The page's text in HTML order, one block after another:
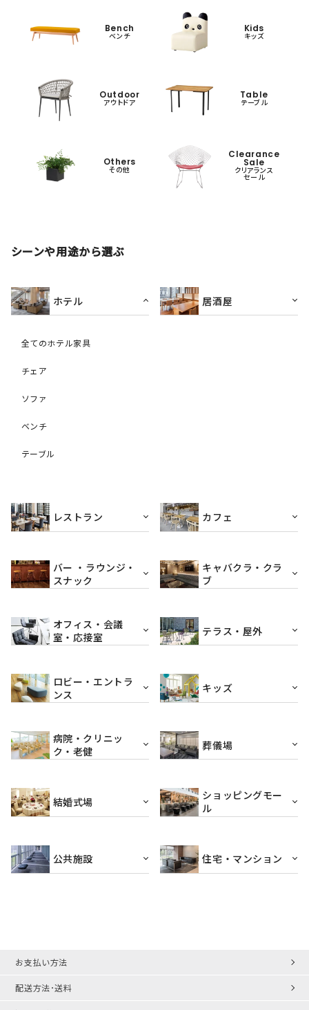
Bench
ベンチ
Kids
キッズ
Outdoor
アウトドア
Table
テーブル
Others
その他
Clearance
Sale
クリアランス
セール
シーンや用途から選ぶ
ホテル
全てのホテル家具
チェア
ソファ
ベンチ
テーブル
居酒屋
レストラン カフェ
バー ・ラウンジ・
スナック
キャバクラ・クラ
ブ
オフィス・会議
室・応接室
テラス・屋外
ロビー・エントラ
ンス
キッズ
病院・クリニッ
ク・老健
葬儀場
結婚式場
ショッピングモー
ル
公共施設 住宅・マンション
お支払い方法
配送方法･送料